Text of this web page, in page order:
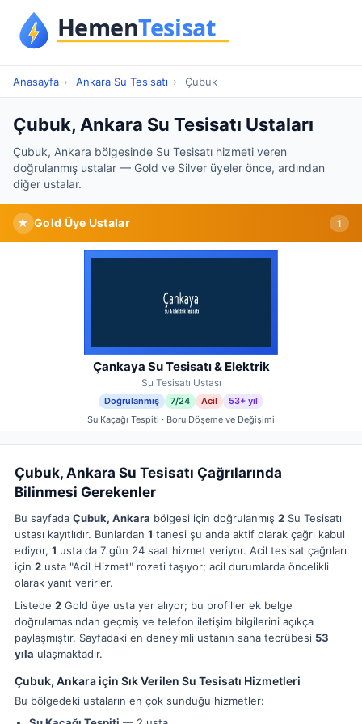
Anasayfa › Ankara Su Tesisatı › Çubuk
Çubuk, Ankara Su Tesisatı Ustaları
Çubuk, Ankara bölgesinde Su Tesisatı hizmeti veren
doğrulanmış ustalar — Gold ve Silver üyeler önce, ardından
diğer ustalar.
★ Gold Üye Ustalar 1
Çankaya Su Tesisatı & Elektrik
Su Tesisatı Ustası
Doğrulanmış 7/24 Acil
53+ yıl
Su Kaçağı Tespiti · Boru Döşeme ve Değişimi
Çubuk, Ankara Su Tesisatı Çağrılarında
Bilinmesi Gerekenler
Bu sayfada Çubuk, Ankara bölgesi için doğrulanmış 2 Su Tesisatı
ustası kayıtlıdır. Bunlardan 1 tanesi şu anda aktif olarak çağrı kabul
ediyor, 1 usta da 7 gün 24 saat hizmet veriyor. Acil tesisat çağrıları
için 2 usta "Acil Hizmet" rozeti taşıyor; acil durumlarda öncelikli
olarak yanıt verirler.
Listede 2 Gold üye usta yer alıyor; bu profiller ek belge
doğrulamasından geçmiş ve telefon iletişim bilgilerini açıkça
paylaşmıştır. Sayfadaki en deneyimli ustanın saha tecrübesi 53
yıla ulaşmaktadır.
Çubuk, Ankara için Sık Verilen Su Tesisatı Hizmetleri
Bu bölgedeki ustaların en çok sunduğu hizmetler: